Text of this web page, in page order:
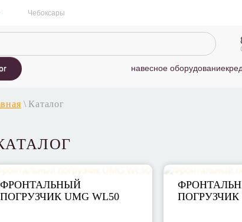
Чебоксары
навесное оборудование
\ Каталог
ФРОНТАЛЬНЫЙ
ПОГРУЗЧИК UMG WL50
ПОГРУЗЧИК